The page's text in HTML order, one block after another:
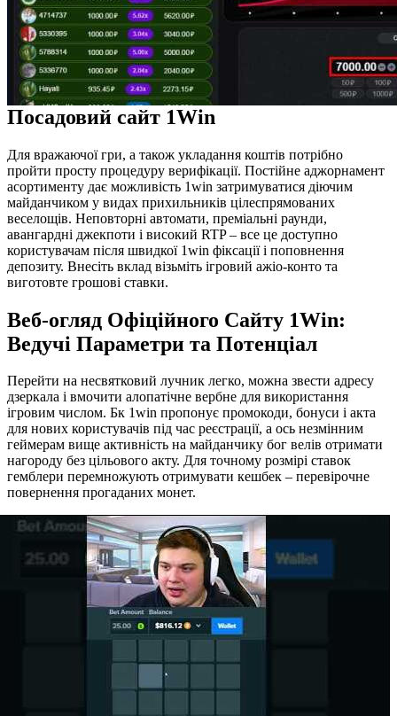
Посадовий сайт 1Win
Для вражаючої гри, а також укладання коштів потрібно
пройти просту процедуру верифікації. Постійне аджорнамент
асортименту дає можливість 1win затримуватися діючим
майданчиком у видах прихильників цілеспрямованих
веселощів. Неповторні автомати, преміальні раунди,
авангардні джекпоти і високий RTP – все це доступно
користувачам після швидкої 1win фіксації і поповнення
депозиту. Внесіть вклад візьміть ігровий ажіо-конто та
виготовте грошові ставки.
Веб-огляд Офіційного Сайту 1Win:
Ведучі Параметри та Потенціал
Перейти на несвятковий лучник легко, можна звести адресу
дзеркала і вмочити алопатічне вербне для використання
ігровим числом. Бк 1win пропонує промокоди, бонуси і акта
для нових користувачів під час реєстрації, а ось незмінним
геймерам вище активність на майданчику бог велів отримати
нагороду без цільового акту. Для точному розмірі ставок
гемблери перемножують отримувати кешбек – перевірочне
повернення прогаданих монет.